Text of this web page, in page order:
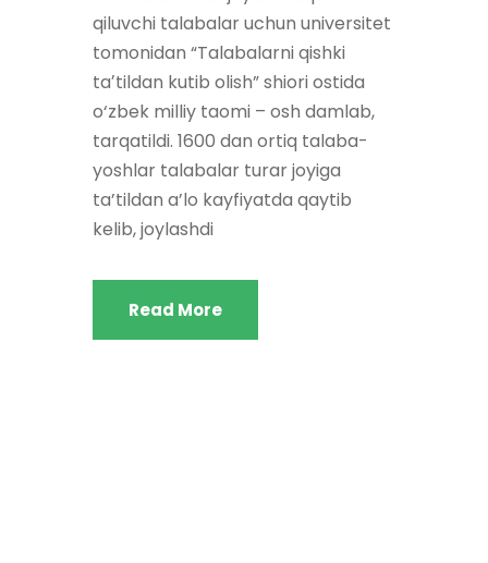
qiluvchi talabalar uchun universitet
tomonidan “Talabalarni qishki
taʼtildan kutib olish” shiori ostida
o‘zbek milliy taomi – osh damlab,
tarqatildi. 1600 dan ortiq talaba-
yoshlar talabalar turar joyiga
ta’tildan a’lo kayfiyatda qaytib
kelib, joylashdi
Read More